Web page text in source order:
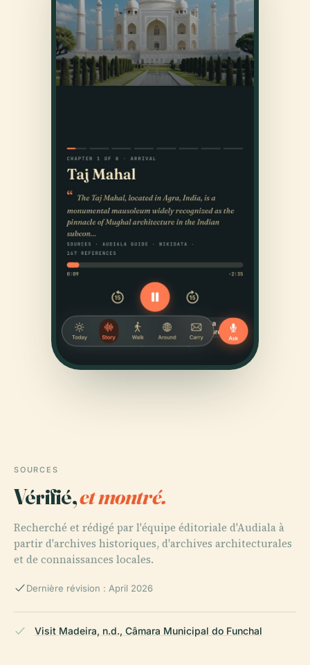
SOURCES
Vérifié,et montré.
Recherché et rédigé par l'équipe éditoriale d'Audiala à
partir d'archives historiques, d'archives architecturales
et de connaissances locales.
Dernière révision : April 2026
Visit Madeira, n.d., Câmara Municipal do Funchal